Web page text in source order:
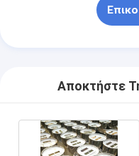
Αποκτήστε